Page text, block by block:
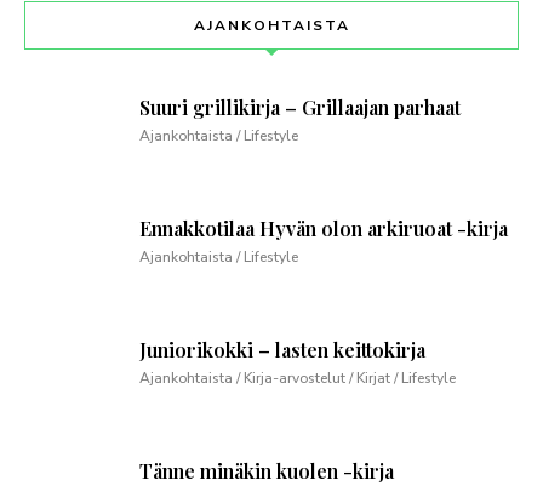
AJANKOHTAISTA
Suuri grillikirja – Grillaajan parhaat
Ajankohtaista / Lifestyle
Ennakkotilaa Hyvän olon arkiruoat -kirja
Ajankohtaista / Lifestyle
Juniorikokki – lasten keittokirja
Ajankohtaista / Kirja-arvostelut / Kirjat / Lifestyle
Tänne minäkin kuolen -kirja